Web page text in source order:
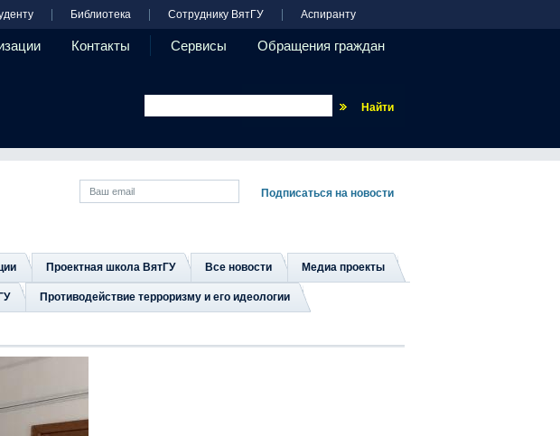
Библиотека Сотруднику ВятГУ Аспиранту
Контакты Сервисы Обращения граждан
Проектная школа ВятГУ Все новости Медиа проекты
Противодействие терроризму и его идеологии